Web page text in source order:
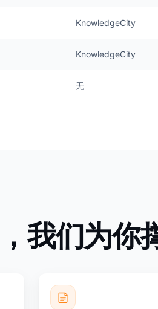
KnowledgeCity
KnowledgeCity
无
我们为你